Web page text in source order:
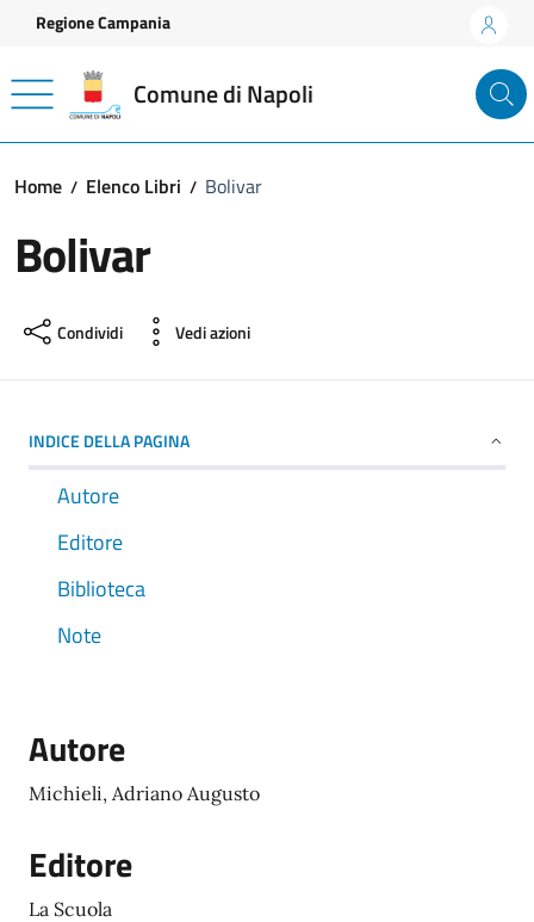
Vai ai contenuti
Vai al footer
Regione Campania
Comune di Napoli
Home Elenco Libri Bolivar
Bolivar
Condividi Vedi azioni
INDICE DELLA PAGINA
Autore
Editore
Biblioteca
Note
Autore
Michieli, Adriano Augusto
Editore
La Scuola